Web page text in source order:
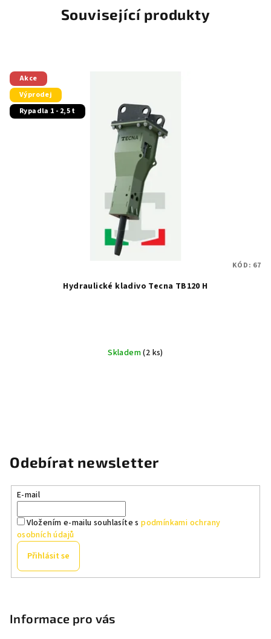
Související produkty
Akce
Výprodej
Rypadla 1 - 2,5 t
Hydraulické kladivo Tecna TB120 H
Skladem(2 ks)
KÓD: 67
Odebírat newsletter
E-mail
Vložením e-mailu souhlasíte spodmínkami ochrany
osobních údajů
Přihlásit se
Informace pro vás